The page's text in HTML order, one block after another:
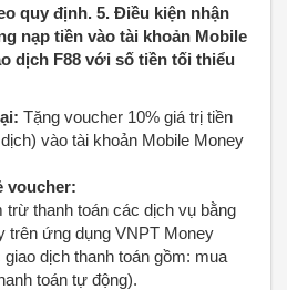
quy định. 5. Điều kiện nhận
nạp tiền vào tài khoản Mobile
dịch F88 với số tiền tối thiểu
Tặng voucher 10% giá trị tiền
vào tài khoản Mobile Money
voucher:
thanh toán các dịch vụ bằng
trên ứng dụng VNPT Money
dịch thanh toán gồm: mua
toán tự động).